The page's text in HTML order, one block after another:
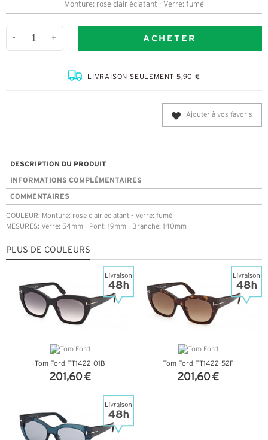
Monture: rose clair éclatant - Verre: fumé
- + ACHETER
LIVRAISON SEULEMENT 5,90 €
Ajouter à vos favoris
DESCRIPTION DU PRODUIT
INFORMATIONS COMPLÉMENTAIRES
COMMENTAIRES
COULEUR: Monture: rose clair éclatant - Verre: fumé
MESURES: Verre: 54mm - Pont: 19mm - Branche: 140mm
PLUS DE COULEURS
Tom Ford FT1422-01B
201,60 €
Tom Ford FT1422-52F
201,60 €